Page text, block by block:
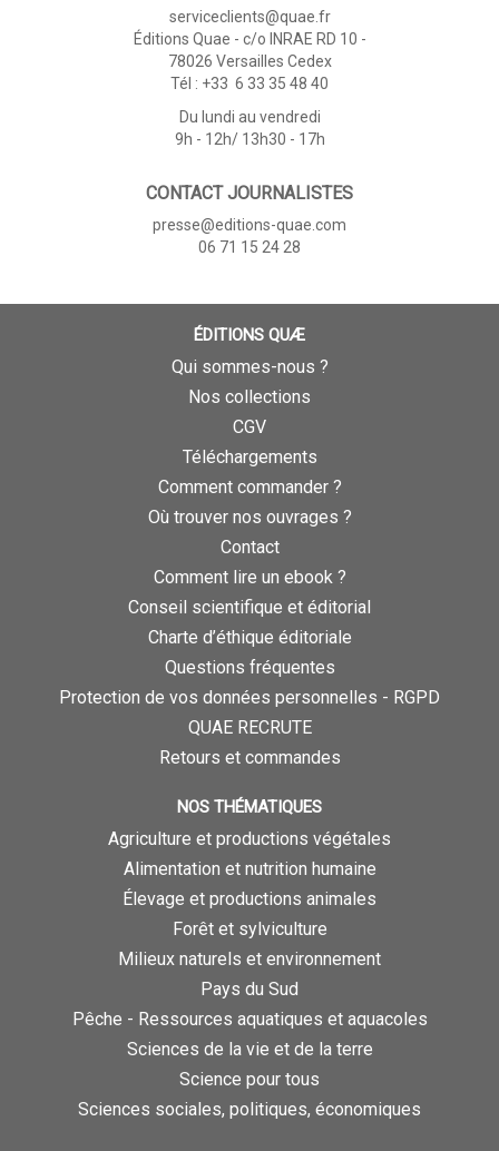
serviceclients@quae.fr
Éditions Quae - c/o INRAE RD 10 -
78026 Versailles Cedex
Tél : +33 6 33 35 48 40
Du lundi au vendredi
9h - 12h/ 13h30 - 17h
CONTACT JOURNALISTES
presse@editions-quae.com
06 71 15 24 28
ÉDITIONS QUÆ
Qui sommes-nous ?
Nos collections
CGV
Téléchargements
Comment commander ?
Où trouver nos ouvrages ?
Contact
Comment lire un ebook ?
Conseil scientifique et éditorial
Charte d’éthique éditoriale
Questions fréquentes
Protection de vos données personnelles - RGPD
QUAE RECRUTE
Retours et commandes
NOS THÉMATIQUES
Agriculture et productions végétales
Alimentation et nutrition humaine
Élevage et productions animales
Forêt et sylviculture
Milieux naturels et environnement
Pays du Sud
Pêche - Ressources aquatiques et aquacoles
Sciences de la vie et de la terre
Science pour tous
Sciences sociales, politiques, économiques